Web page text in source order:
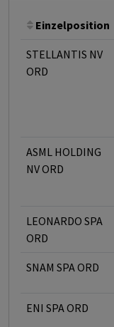
Einzelposition
STELLANTIS NV
ORD
ASML HOLDING
NV ORD
LEONARDO SPA
ORD
SNAM SPA ORD
ENI SPA ORD